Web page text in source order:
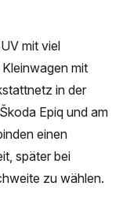
mit viel
mit
in der
Epiq und am
einen
später bei
zu wählen.